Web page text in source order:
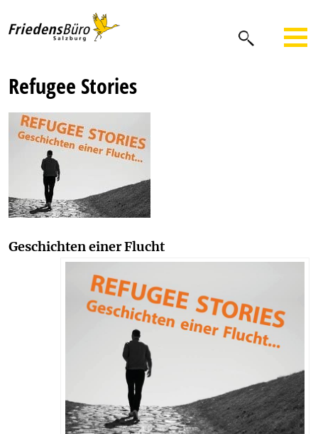
Refugee Stories
Geschichten einer Flucht